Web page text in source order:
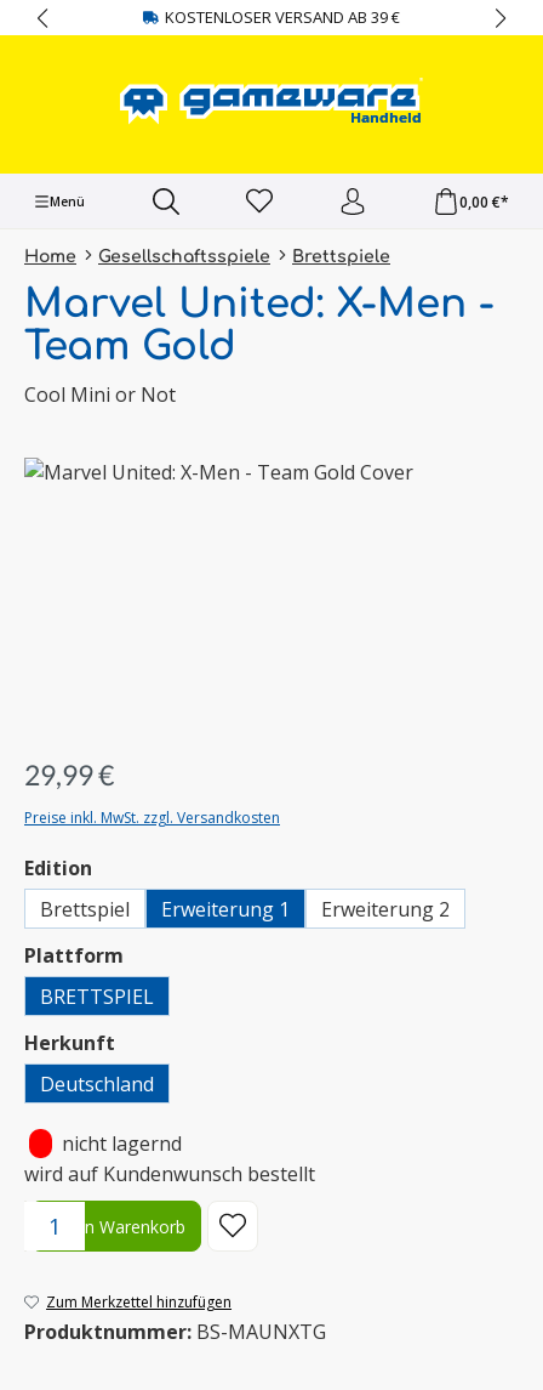
springen KOSTENLOSER VERSAND AB 39 €
Menü 0,00 €*
Home Gesellschaftsspiele Brettspiele
Marvel United: X-Men -
Team Gold
Cool Mini or Not
Bildergalerie überspringen
29,99 €
Preise inkl. MwSt. zzgl. Versandkosten
Edition
Brettspiel
Erweiterung 1
Erweiterung 2
Plattform
BRETTSPIEL
Herkunft
Deutschland
nicht lagernd
wird auf Kundenwunsch bestellt
Produkt Anzahl: Gib den gewünschten Wert ein oder benutze
In den Warenkorb
Zum Merkzettel hinzufügen
Produktnummer: BS-MAUNXTG